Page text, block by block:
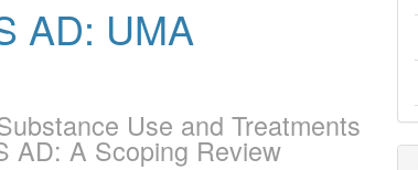
AD: UMA
Use and Treatments
AD: A Scoping Review